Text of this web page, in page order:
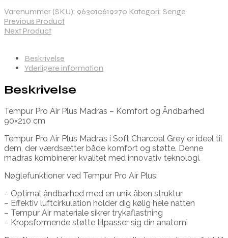
Varenummer (SKU): 96301c619270 Kategori: Senge
Previous Product
Next Product
Beskrivelse
Yderligere information
Beskrivelse
Tempur Pro Air Plus Madras – Komfort og Åndbarhed
90×210 cm
Tempur Pro Air Plus Madras i Soft Charcoal Grey er ideel til
dem, der værdsætter både komfort og støtte. Denne
madras kombinerer kvalitet med innovativ teknologi.
Nøglefunktioner ved Tempur Pro Air Plus:
– Optimal åndbarhed med en unik åben struktur
– Effektiv luftcirkulation holder dig kølig hele natten
– Tempur Air materiale sikrer trykaflastning
– Kropsformende støtte tilpasser sig din anatomi